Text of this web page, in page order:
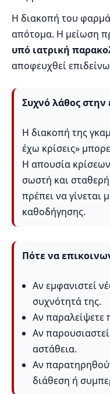
Η διακοπή του
απότομα. Η μείωση
υπό ιατρική
αποφευχθεί
Συχνό λάθος στην
Η διακοπή της
έχω κρίσεις»
Η απουσία
σωστή και
πρέπει να γίνεται
καθοδήγησης.
Πότε να
Αν εμφανιστεί
συχνότητά της.
Αν παραλείψετε
Αν
αστάθεια.
Αν
διάθεση ή